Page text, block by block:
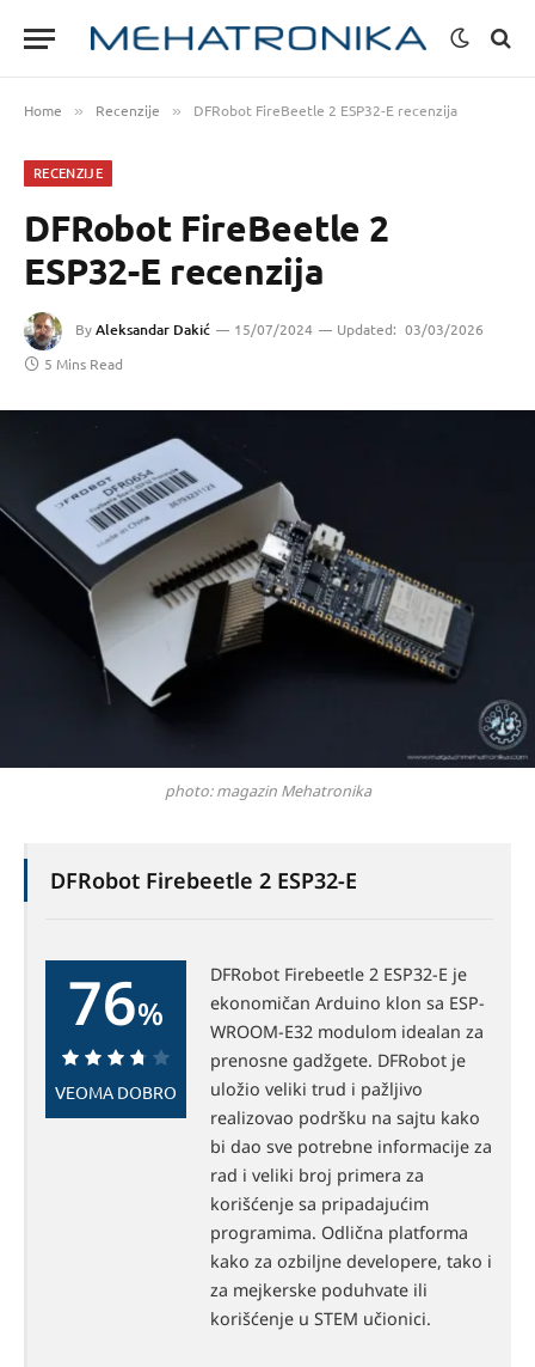
Home » Recenzije » DFRobot FireBeetle 2 ESP32-E recenzija
RECENZIJE
DFRobot FireBeetle 2
ESP32-E recenzija
ByAleksandar Dakić 15/07/2024 Updated: 03/03/2026
5 Mins Read
photo: magazin Mehatronika
DFRobot Firebeetle 2 ESP32-E
76%
76%
VEOMA DOBRO
DFRobot Firebeetle 2 ESP32-E je
ekonomičan Arduino klon sa ESP-
WROOM-E32 modulom idealan za
prenosne gadžgete. DFRobot je
uložio veliki trud i pažljivo
realizovao podršku na sajtu kako
bi dao sve potrebne informacije za
rad i veliki broj primera za
korišćenje sa pripadajućim
programima. Odlična platforma
kako za ozbiljne developere, tako i
za mejkerske poduhvate ili
korišćenje u STEM učionici.